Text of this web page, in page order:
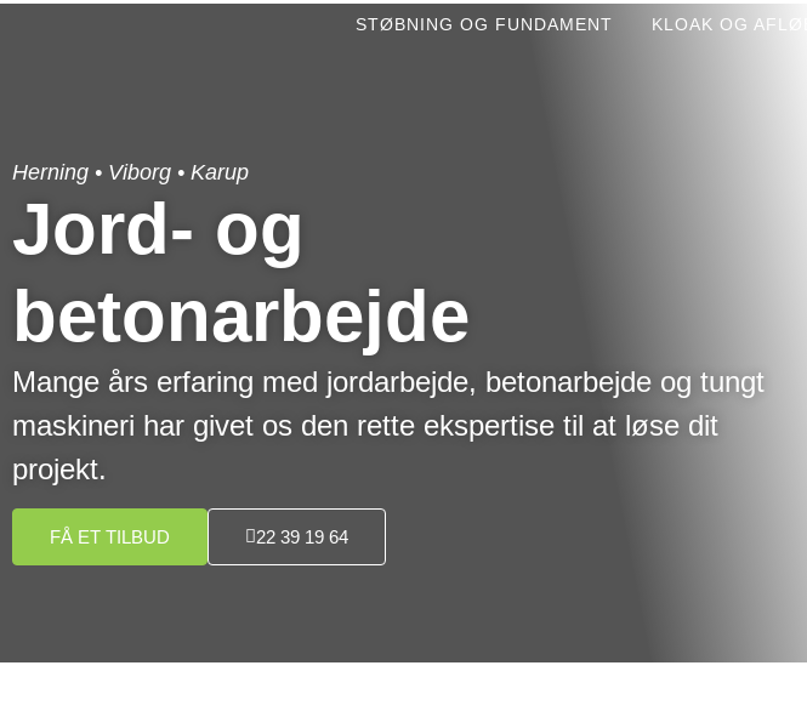
STØBNING OG FUNDAMENT KLOAK OG AFLØB
Herning • Viborg • Karup
Jord- og
betonarbejde
Mange års erfaring med jordarbejde, betonarbejde og tungt
maskineri har givet os den rette ekspertise til at løse dit
projekt.
FÅ ET TILBUD 22 39 19 64